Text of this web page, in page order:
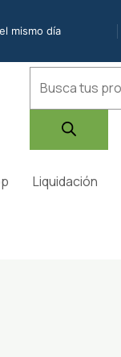
mismo día
de
productos
Liquidación